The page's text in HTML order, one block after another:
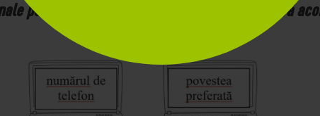
pe care nu ai voie să le transmiţi nimănui fără